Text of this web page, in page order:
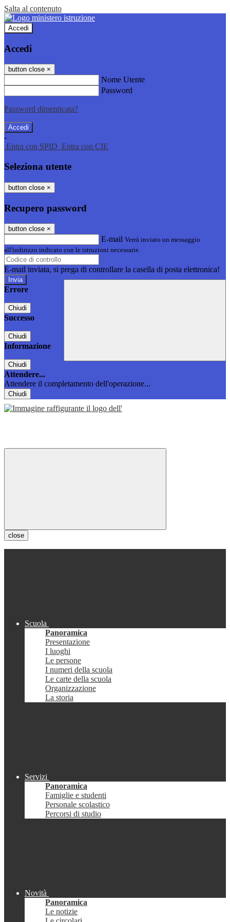
Salta al contenuto
Accedi
Accedi
button close ×
Nome Utente
Password
Password dimenticata?
-
Entra con SPID Entra con CIE
Seleziona utente
button close ×
Recupero password
button close ×
E-mail Verrà inviato un messaggio
all'indirizzo indicato con le istruzioni necessarie.
E-mail inviata, si prega di controllare la casella di posta elettronica!
Errore
Chiudi
Successo
Chiudi
Informazione
Chiudi
Attendere...
Attendere il completamento dell'operazione...
Chiudi
close
Scuola
Panoramica
Presentazione
I luoghi
Le persone
I numeri della scuola
Le carte della scuola
Organizzazione
La storia
Servizi
Panoramica
Famiglie e studenti
Personale scolastico
Percorsi di studio
Novità
Panoramica
Le notizie